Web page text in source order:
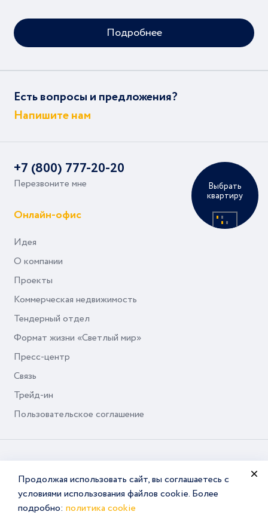
Продолжая использовать сайт, вы соглашаетесь с
условиями использования файлов cookie. Более
подробно: политика cookie
Выбрать
квартиру
Подробнее
Есть вопросы и предложения?
Напишите нам
+7 (800) 777-20-20
Перезвоните мне
Онлайн-офис
Идея
О компании
Проекты
Коммерческая недвижимость
Тендерный отдел
Формат жизни «Светлый мир»
Пресс-центр
Связь
Трейд-ин
Пользовательское соглашение